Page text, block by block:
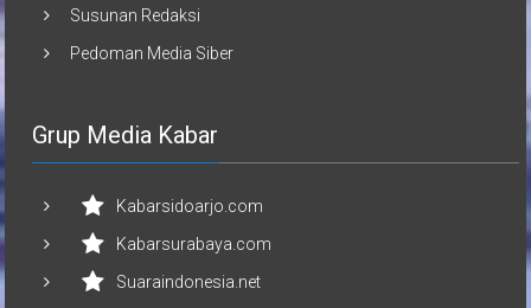
Susunan Redaksi
Pedoman Media Siber
Grup Media Kabar
Kabarsidoarjo.com
Kabarsurabaya.com
Suaraindonesia.net